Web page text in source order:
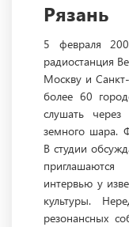
Рязань
5 февраля
радиостанция
Москву и Санкт-
более 60
слушать
земного шара.
В студии
интервью у
культуры.
резонансных